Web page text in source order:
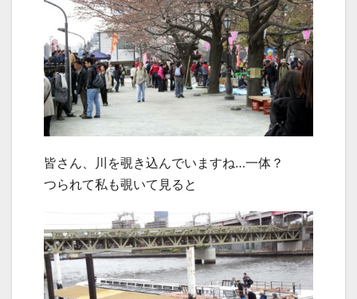
皆さん、川を覗き込んでいますね…一体？
つられて私も覗いて見ると